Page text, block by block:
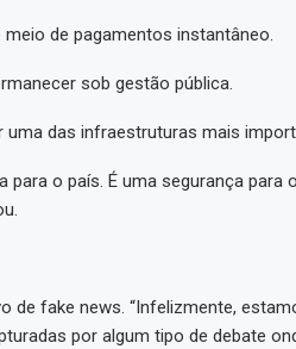
meio de pagamentos instantâneo.
sob gestão pública.
das infraestruturas mais
o país. É uma segurança para
de fake news. “Infelizmente,
por algum tipo de debate